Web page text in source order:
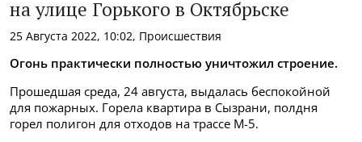
на улице Горького в Октябрьске
25 Августа 2022, 10:02, Происшествия
Огонь практически полностью уничтожил строение.
Прошедшая среда, 24 августа, выдалась беспокойной
для пожарных. Горела квартира в Сызрани, полдня
горел полигон для отходов на трассе М-5.